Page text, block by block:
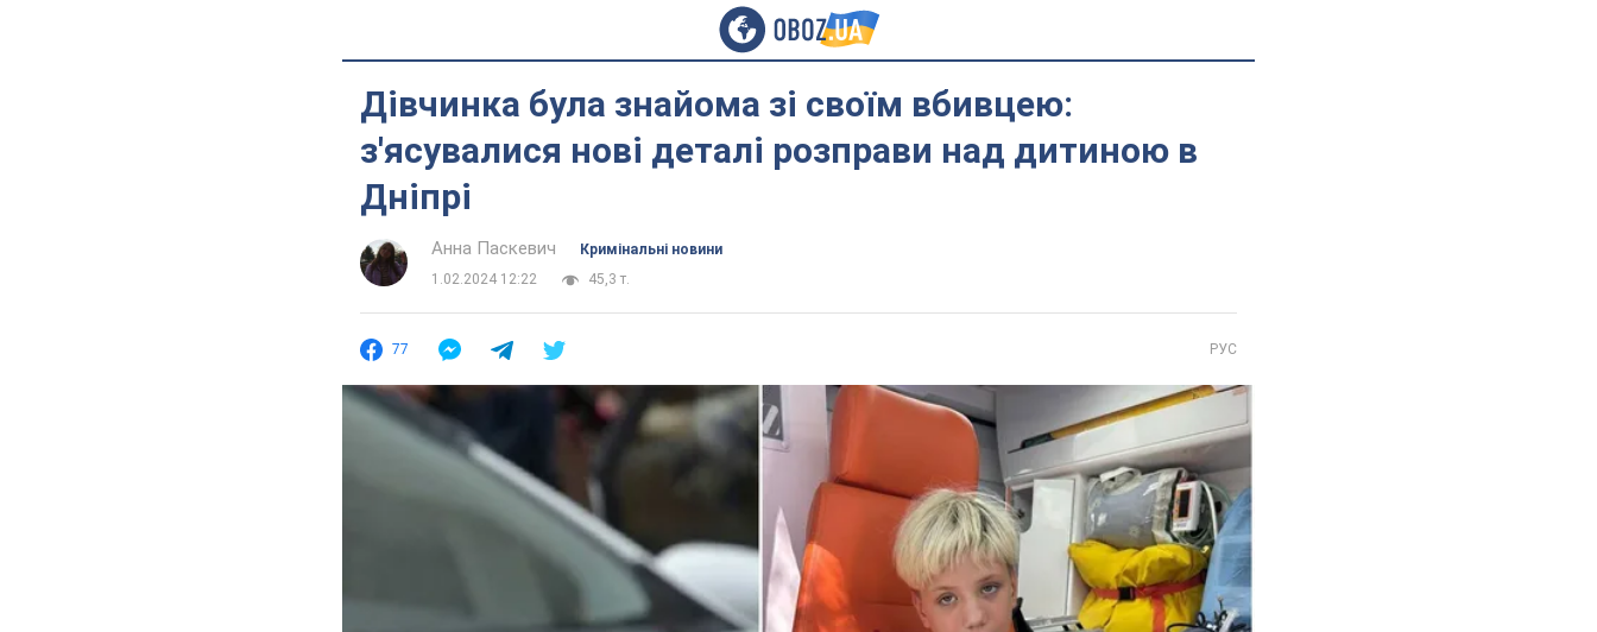
Дівчинка була знайома зі своїм вбивцею:
з'ясувалися нові деталі розправи над дитиною в
Дніпрі
Анна Паскевич
Кримінальні новини
1.02.2024 12:22
45,3 т.
77 РУС